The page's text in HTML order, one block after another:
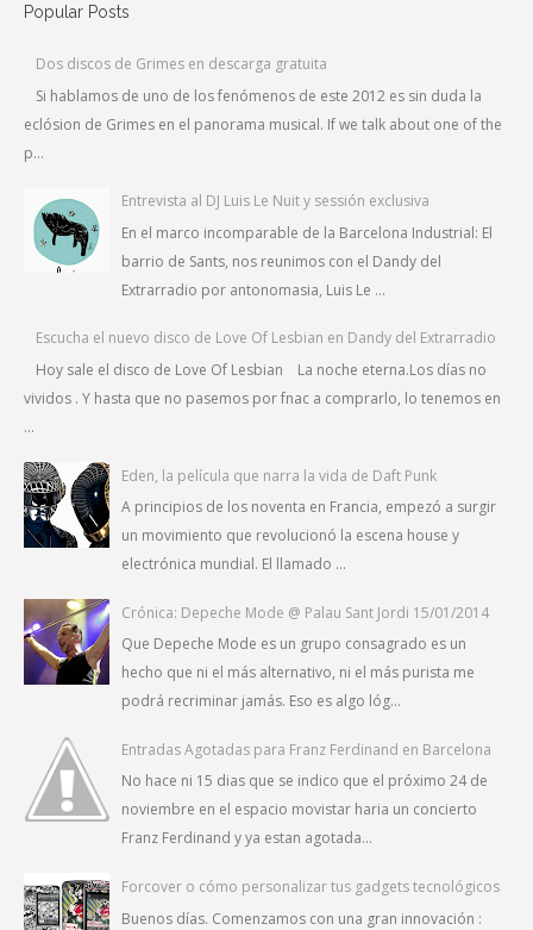
Popular Posts
Dos discos de Grimes en descarga gratuita
Si hablamos de uno de los fenómenos de este 2012 es sin duda la
eclósion de Grimes en el panorama musical. If we talk about one of the
p...
Entrevista al DJ Luis Le Nuit y sessión exclusiva
En el marco incomparable de la Barcelona Industrial: El
barrio de Sants, nos reunimos con el Dandy del
Extrarradio por antonomasia, Luis Le ...
Escucha el nuevo disco de Love Of Lesbian en Dandy del Extrarradio
Hoy sale el disco de Love Of Lesbian La noche eterna.Los días no
vividos . Y hasta que no pasemos por fnac a comprarlo, lo tenemos en
...
Eden, la película que narra la vida de Daft Punk
A principios de los noventa en Francia, empezó a surgir
un movimiento que revolucionó la escena house y
electrónica mundial. El llamado ...
Crónica: Depeche Mode @ Palau Sant Jordi 15/01/2014
Que Depeche Mode es un grupo consagrado es un
hecho que ni el más alternativo, ni el más purista me
podrá recriminar jamás. Eso es algo lóg...
Entradas Agotadas para Franz Ferdinand en Barcelona
No hace ni 15 dias que se indico que el próximo 24 de
noviembre en el espacio movistar haria un concierto
Franz Ferdinand y ya estan agotada...
Forcover o cómo personalizar tus gadgets tecnológicos
Buenos días. Comenzamos con una gran innovación :